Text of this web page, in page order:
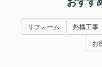
リフォーム 外構工事
お